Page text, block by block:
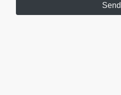
Send